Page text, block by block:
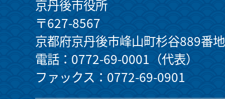
京丹後市役所
〒627-8567
京都府京丹後市峰山町杉谷889番地
電話：0772-69-0001（代表）
ファックス：0772-69-0901